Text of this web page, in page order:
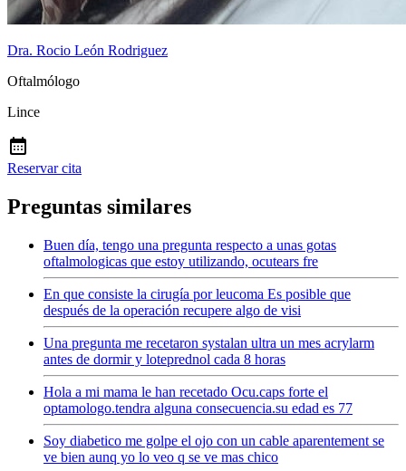
Dra. Rocio León Rodriguez
Oftalmólogo
Lince
Reservar cita
Preguntas similares
Buen día, tengo una pregunta respecto a unas gotas
oftalmologicas que estoy utilizando, ocutears fre
En que consiste la cirugía por leucoma Es posible que
después de la operación recupere algo de visi
Una pregunta me recetaron systalan ultra un mes acrylarm
antes de dormir y loteprednol cada 8 horas
Hola a mi mama le han recetado Ocu.caps forte el
optamologo.tendra alguna consecuencia.su edad es 77
Soy diabetico me golpe el ojo con un cable aparentement se
ve bien aunq yo lo veo q se ve mas chico